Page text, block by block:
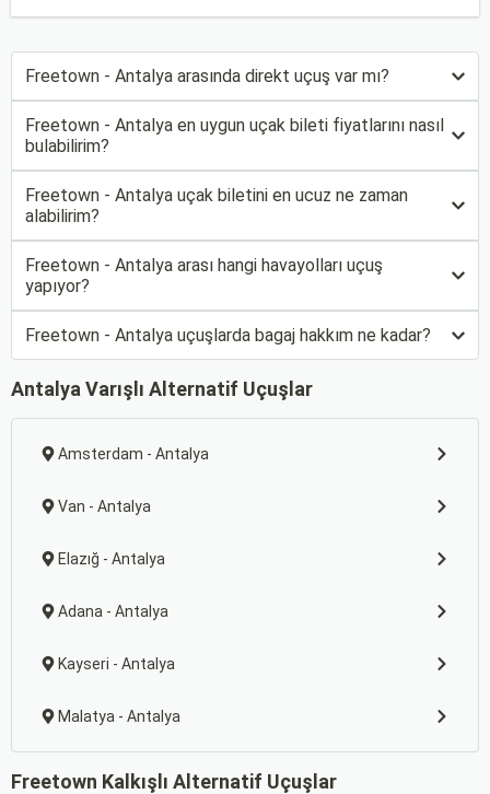
Freetown - Antalya arasında direkt uçuş var mı?
Freetown - Antalya en uygun uçak bileti fiyatlarını nasıl
bulabilirim?
Freetown - Antalya uçak biletini en ucuz ne zaman
alabilirim?
Freetown - Antalya arası hangi havayolları uçuş
yapıyor?
Freetown - Antalya uçuşlarda bagaj hakkım ne kadar?
Antalya Varışlı Alternatif Uçuşlar
Amsterdam - Antalya
Van - Antalya
Elazığ - Antalya
Adana - Antalya
Kayseri - Antalya
Malatya - Antalya
Freetown Kalkışlı Alternatif Uçuşlar